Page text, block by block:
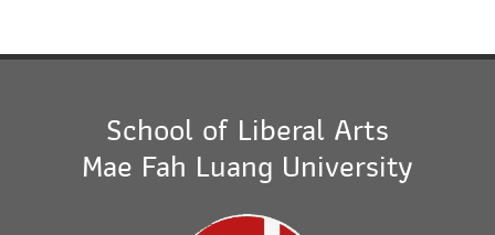
School of Liberal Arts
Mae Fah Luang University